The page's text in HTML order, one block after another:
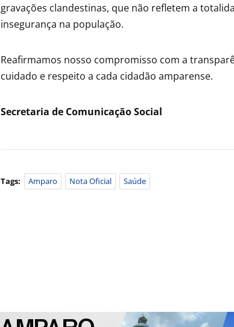
gravações clandestinas, que não refletem a
insegurança na população.
Reafirmamos nosso compromisso com a
cuidado e respeito a cada cidadão amparense.
Secretaria de Comunicação Social
Tags: Amparo Nota Oficial Saúde